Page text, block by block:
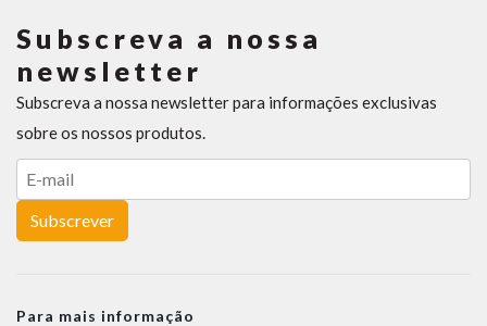
Subscreva a nossa
newsletter
Subscreva a nossa newsletter para informações exclusivas
sobre os nossos produtos.
Subscrever
Para mais informação